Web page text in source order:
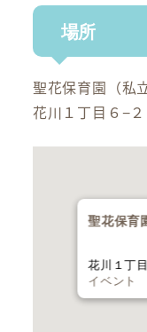
場所
聖花保育園（私立
花川１丁目６−２
聖花保育
花川１丁
イベント